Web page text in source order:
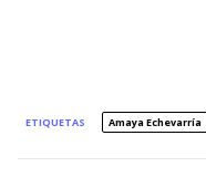
ETIQUETAS Amaya Echevarría